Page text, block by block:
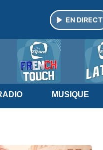
EN DIRECT
MUSIQUE